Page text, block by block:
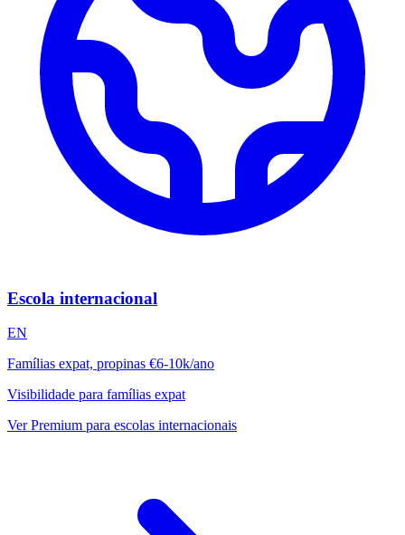
Escola internacional
EN
Famílias expat, propinas €6-10k/ano
Visibilidade para famílias expat
Ver Premium para escolas internacionais